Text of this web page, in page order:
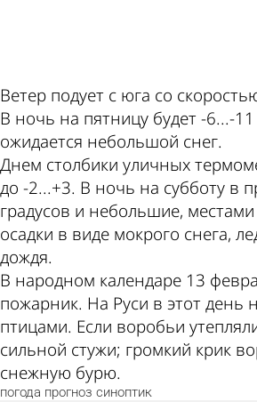
Ветер подует с юга со
В ночь на пятницу будет -6...-11
ожидается небольшой снег.
Днем столбики уличных
до -2...+3. В ночь на субботу в
градусов и небольшие,
осадки в виде мокрого снега,
дождя.
В народном календаре 13
пожарник. На Руси в этот день
птицами. Если воробьи
сильной стужи; громкий крик
снежную бурю.
погода прогноз синоптик